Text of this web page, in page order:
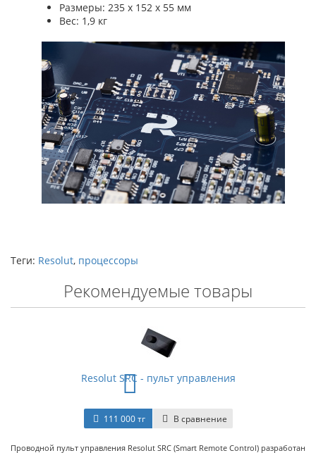
Размеры: 235 x 152 x 55 мм
Вес: 1,9 кг
Теги: Resolut, процессоры
Рекомендуемые товары
Resolut SRC - пульт управления
111 000 тг В сравнение
Проводной пульт управления Resolut SRC (Smart Remote Control) разработан